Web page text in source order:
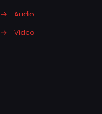
→
Audio
→
Video